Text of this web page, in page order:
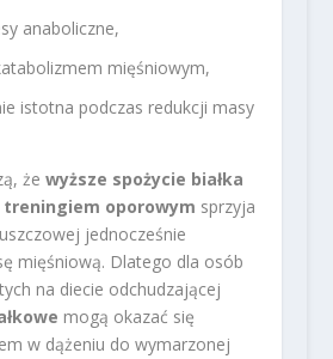
anaboliczne,
mięśniowym,
istotna podczas redukcji masy
że wyższe spożycie białka
treningiem oporowym sprzyja
jednocześnie
mięśniową. Dlatego dla osób
na diecie odchudzającej
mogą okazać się
w dążeniu do wymarzonej